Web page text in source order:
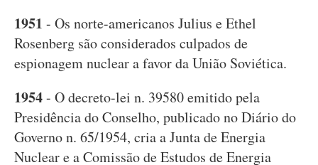
1951 - Os norte-americanos Julius e Ethel
Rosenberg são considerados culpados de
espionagem nuclear a favor da União Soviética.
1954- O decreto-lei n. 39580 emitido pela
Presidência do Conselho, publicado no Diário do
Governo n. 65/1954, cria a Junta de Energia
Nuclear e a Comissão de Estudos de Energia